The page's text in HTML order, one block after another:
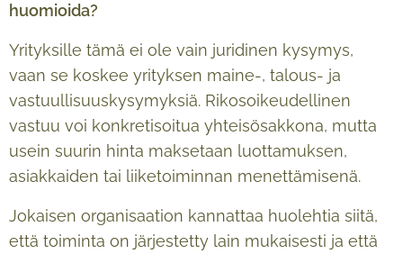
huomioida?
Yrityksille tämä ei ole vain juridinen kysymys,
vaan se koskee yrityksen maine-, talous- ja
vastuullisuuskysymyksiä. Rikosoikeudellinen
vastuu voi konkretisoitua yhteisösakkona, mutta
usein suurin hinta maksetaan luottamuksen,
asiakkaiden tai liiketoiminnan menettämisenä.
Jokaisen organisaation kannattaa huolehtia siitä,
että toiminta on järjestetty lain mukaisesti ja että